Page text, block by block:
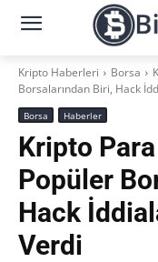
Kripto Haberleri Borsa
Borsalarından Biri, Hack
Borsa Haberler
Kripto Para
Popüler
Hack
Verdi